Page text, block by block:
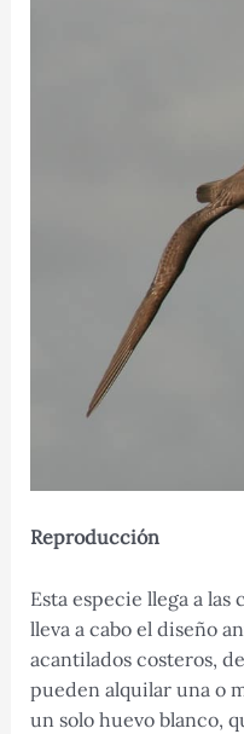
Reproducción
Esta especie llega a
lleva a cabo el diseño
acantilados costeros,
pueden alquilar una o
un solo huevo blanco,